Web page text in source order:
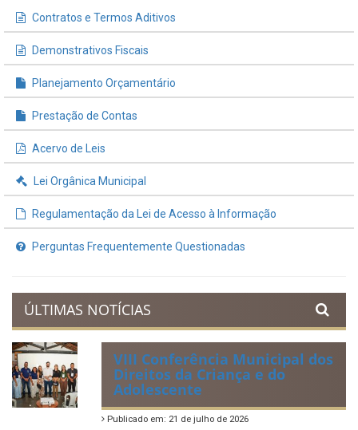
Contratos e Termos Aditivos
Demonstrativos Fiscais
Planejamento Orçamentário
Prestação de Contas
Acervo de Leis
Lei Orgânica Municipal
Regulamentação da Lei de Acesso à Informação
Perguntas Frequentemente Questionadas
ÚLTIMAS NOTÍCIAS
VIII Conferência Municipal dos
Direitos da Criança e do
Adolescente
Publicado em: 21 de julho de 2026